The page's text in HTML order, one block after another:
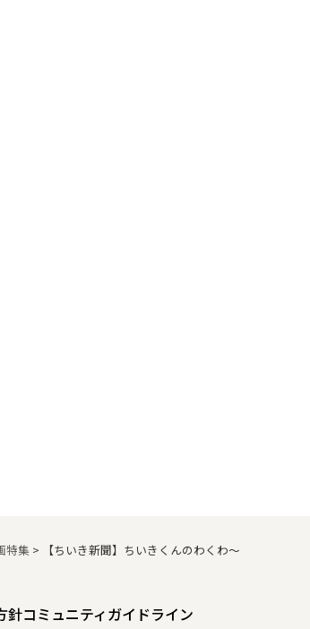
特集 > 【ちいき新聞】ちいきくんのわくわ～
針コミュニティガイドライン